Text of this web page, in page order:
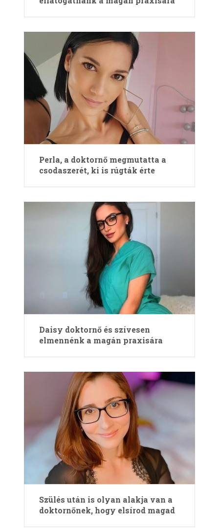
Perla, a doktornő megmutatta a
csodaszerét, ki is rúgták érte
Daisy doktornő és szívesen
elmennénk a magán praxisára
Szülés után is olyan alakja van a
doktornőnek, hogy elsírod magad